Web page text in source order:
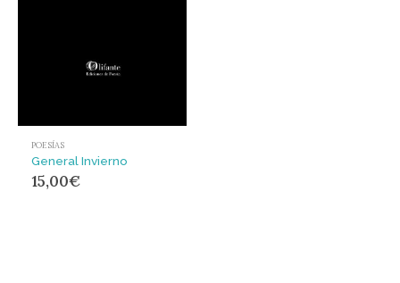
POESÍAS
General Invierno
15,00€